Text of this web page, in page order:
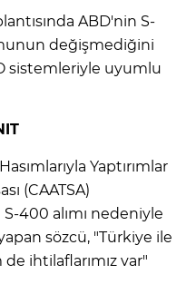
ABD'nin S-
değişmediğini
sistemleriyle uyumlu
Yaptırımlar
(CAATSA)
S-400 alımı nedeniyle
sözcü, "Türkiye ile
ihtilaflarımız var"